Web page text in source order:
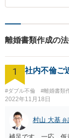
離婚書類作成の
1 社内不倫ご
#ダブル不倫 #離婚書類
2022年11月18日
村山 大基 弁